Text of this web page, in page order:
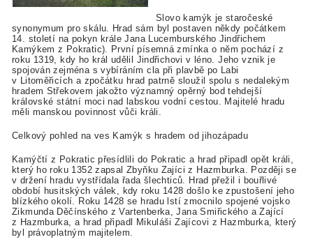
Slovo kamýk je staročeské
synonymum pro skálu. Hrad sám byl postaven někdy počátkem
14. století na pokyn krále Jana Lucemburského Jindřichem
Kamýkem z Pokratic). První písemná zmínka o něm pochází z
roku 1319, kdy ho král udělil Jindřichovi v léno. Jeho vznik je
spojován zejména s vybíráním cla při plavbě po Labi
v Litoměřicích a zpočátku hrad patrně sloužil spolu s nedalekým
hradem Střekovem jakožto významný opěrný bod tehdejší
královské státní moci nad labskou vodní cestou. Majitelé hradu
měli manskou povinnost vůči králi.
Celkový pohled na ves Kamýk s hradem od jihozápadu
Kamýčtí z Pokratic přesídlili do Pokratic a hrad připadl opět králi,
který ho roku 1352 zapsal Zbyňku Zajíci z Hazmburka. Později se
v držení hradu vystřídala řada šlechticů. Hrad přežil i bouřlivé
období husitských válek, kdy roku 1428 došlo ke zpustošení jeho
blízkého okolí. Roku 1428 se hradu lstí zmocnilo spojené vojsko
Zikmunda Děčínského z Vartenberka, Jana Smiřického a Zající
z Hazmburka, a hrad připadl Mikuláši Zajícovi z Hazmburka, který
byl právoplatným majitelem.